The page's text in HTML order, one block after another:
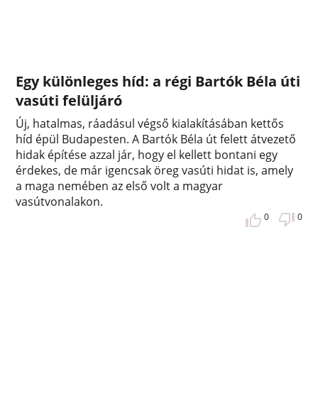
Egy különleges híd: a régi Bartók Béla úti
vasúti felüljáró
Új, hatalmas, ráadásul végső kialakításában kettős
híd épül Budapesten. A Bartók Béla út felett átvezető
hidak építése azzal jár, hogy el kellett bontani egy
érdekes, de már igencsak öreg vasúti hidat is, amely
a maga nemében az első volt a magyar
vasútvonalakon.
0 0